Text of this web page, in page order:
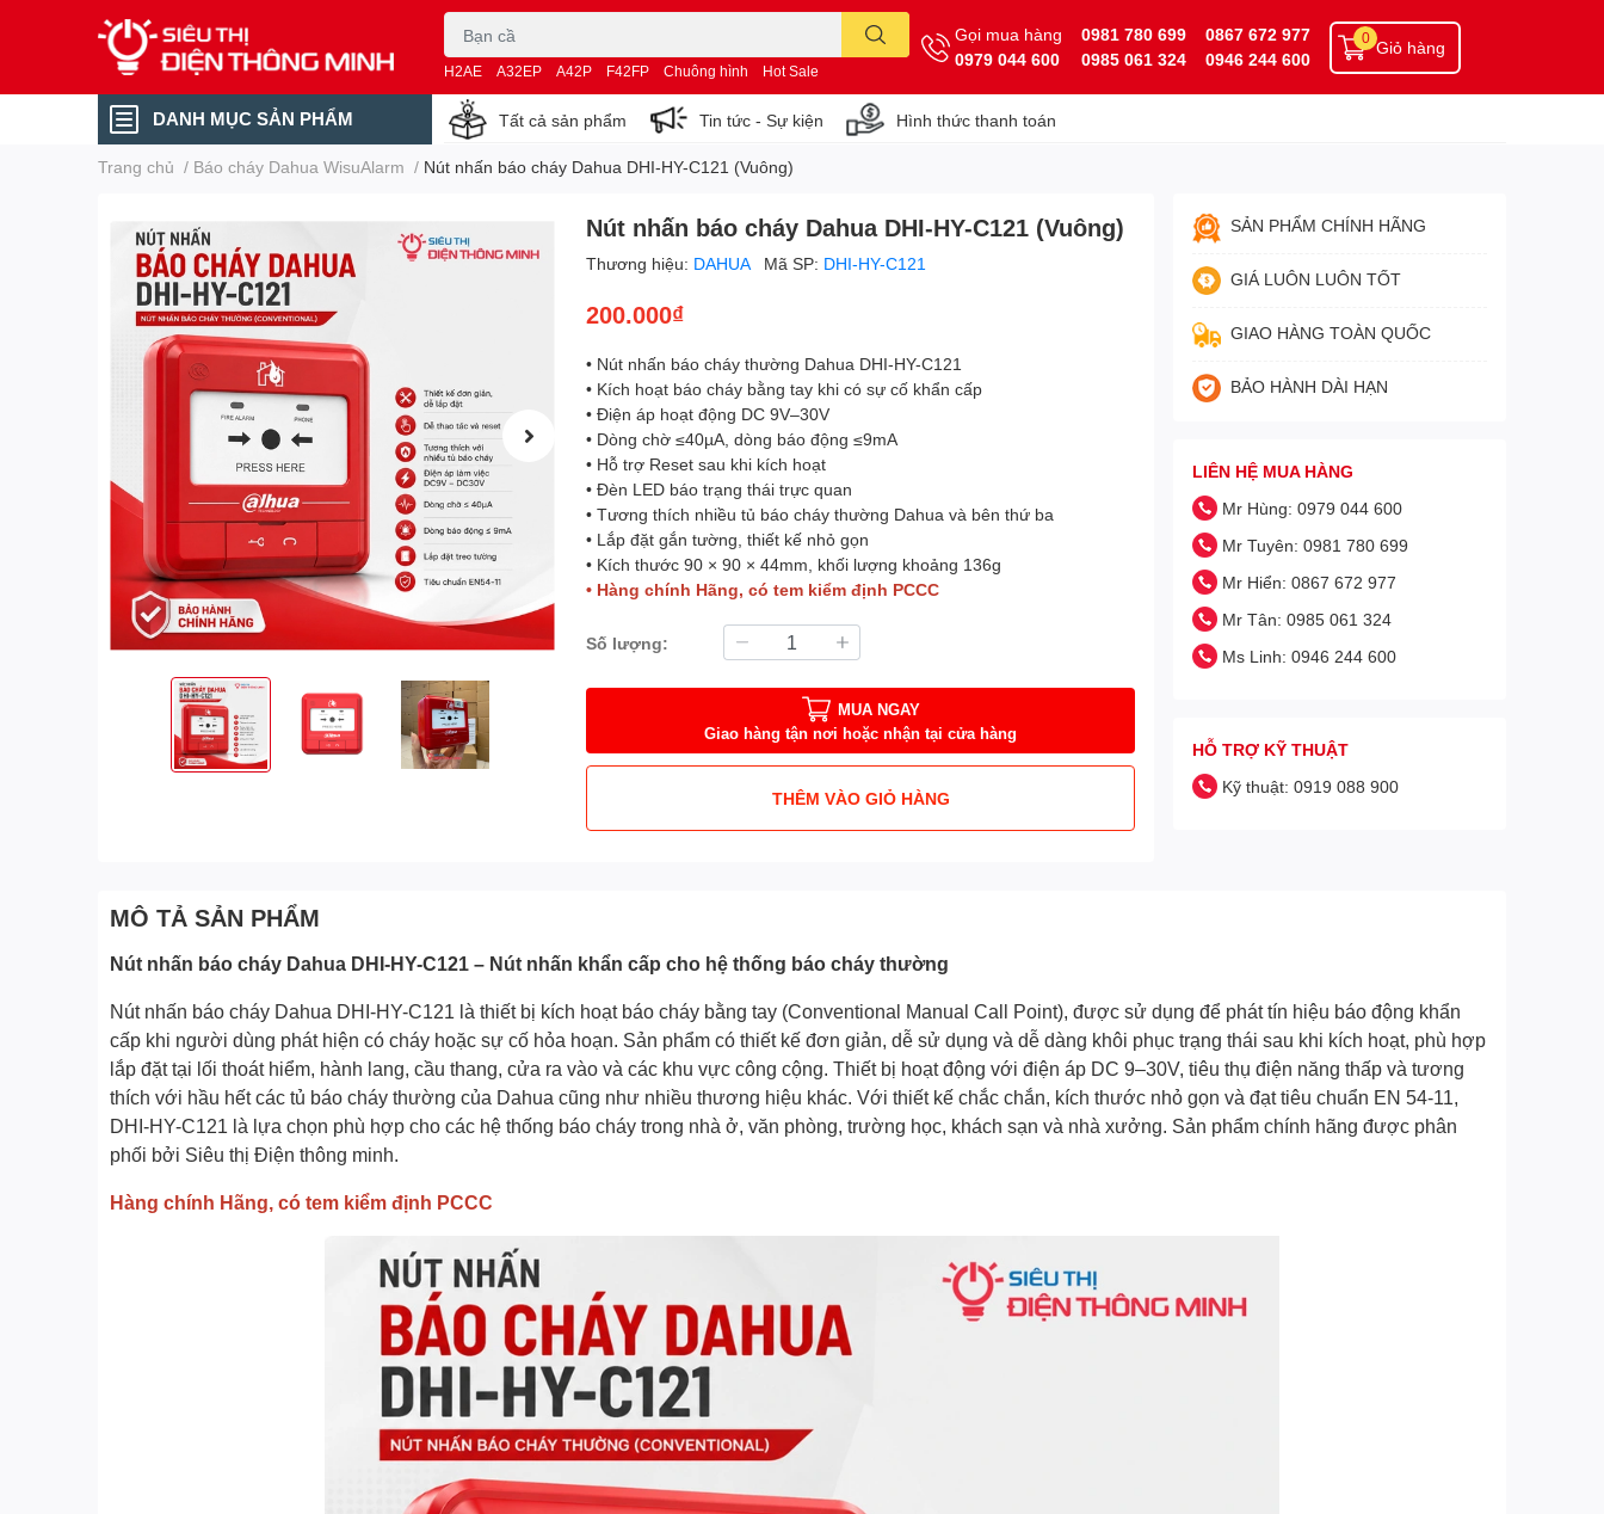
H2AE A32EP A42P F42FP Chuông hình Hot Sale
Gọi mua hàng
0979 044 600
0981 780 699
0985 061 324
0867 672 977
0946 244 600
Giỏ hàng
0
DANH MỤC SẢN PHẨM Tất cả sản phẩm Tin tức - Sự kiện Hình thức thanh toán
Trang chủ / Báo cháy Dahua WisuAlarm / Nút nhấn báo cháy Dahua DHI-HY-C121 (Vuông)
Nút nhấn báo cháy Dahua DHI-HY-C121 (Vuông)
Thương hiệu: DAHUA Mã SP: DHI-HY-C121
200.000₫
• Nút nhấn báo cháy thường Dahua DHI-HY-C121
• Kích hoạt báo cháy bằng tay khi có sự cố khẩn cấp
• Điện áp hoạt động DC 9V–30V
• Dòng chờ ≤40µA, dòng báo động ≤9mA
• Hỗ trợ Reset sau khi kích hoạt
• Đèn LED báo trạng thái trực quan
• Tương thích nhiều tủ báo cháy thường Dahua và bên thứ ba
• Lắp đặt gắn tường, thiết kế nhỏ gọn
• Kích thước 90 × 90 × 44mm, khối lượng khoảng 136g
• Hàng chính Hãng, có tem kiểm định PCCC
Số lượng:
MUA NGAY
Giao hàng tận nơi hoặc nhận tại cửa hàng
THÊM VÀO GIỎ HÀNG
SẢN PHẨM CHÍNH HÃNG
GIÁ LUÔN LUÔN TỐT
GIAO HÀNG TOÀN QUỐC
BẢO HÀNH DÀI HẠN
LIÊN HỆ MUA HÀNG
Mr Hùng: 0979 044 600
Mr Tuyên: 0981 780 699
Mr Hiển: 0867 672 977
Mr Tân: 0985 061 324
Ms Linh: 0946 244 600
HỖ TRỢ KỸ THUẬT
Kỹ thuật: 0919 088 900
MÔ TẢ SẢN PHẨM
Nút nhấn báo cháy Dahua DHI-HY-C121 – Nút nhấn khẩn cấp cho hệ thống báo cháy thường
Nút nhấn báo cháy Dahua DHI-HY-C121 là thiết bị kích hoạt báo cháy bằng tay (Conventional Manual Call Point), được sử dụng để phát tín hiệu báo động khẩn
cấp khi người dùng phát hiện có cháy hoặc sự cố hỏa hoạn. Sản phẩm có thiết kế đơn giản, dễ sử dụng và dễ dàng khôi phục trạng thái sau khi kích hoạt, phù hợp
lắp đặt tại lối thoát hiểm, hành lang, cầu thang, cửa ra vào và các khu vực công cộng. Thiết bị hoạt động với điện áp DC 9–30V, tiêu thụ điện năng thấp và tương
thích với hầu hết các tủ báo cháy thường của Dahua cũng như nhiều thương hiệu khác. Với thiết kế chắc chắn, kích thước nhỏ gọn và đạt tiêu chuẩn EN 54-11,
DHI-HY-C121 là lựa chọn phù hợp cho các hệ thống báo cháy trong nhà ở, văn phòng, trường học, khách sạn và nhà xưởng. Sản phẩm chính hãng được phân
phối bởi Siêu thị Điện thông minh.
Hàng chính Hãng, có tem kiểm định PCCC